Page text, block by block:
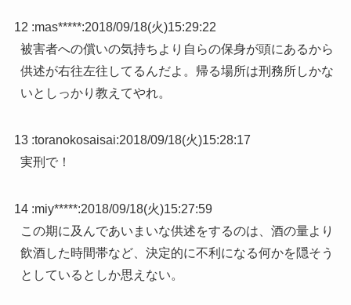
12 :mas*****:2018/09/18(火)15:29:22
被害者への償いの気持ちより自らの保身が頭にあるから
供述が右往左往してるんだよ。帰る場所は刑務所しかな
いとしっかり教えてやれ。
13 :toranokosaisai:2018/09/18(火)15:28:17
実刑で！
14 :miy*****:2018/09/18(火)15:27:59
この期に及んであいまいな供述をするのは、酒の量より
飲酒した時間帯など、決定的に不利になる何かを隠そう
としているとしか思えない。